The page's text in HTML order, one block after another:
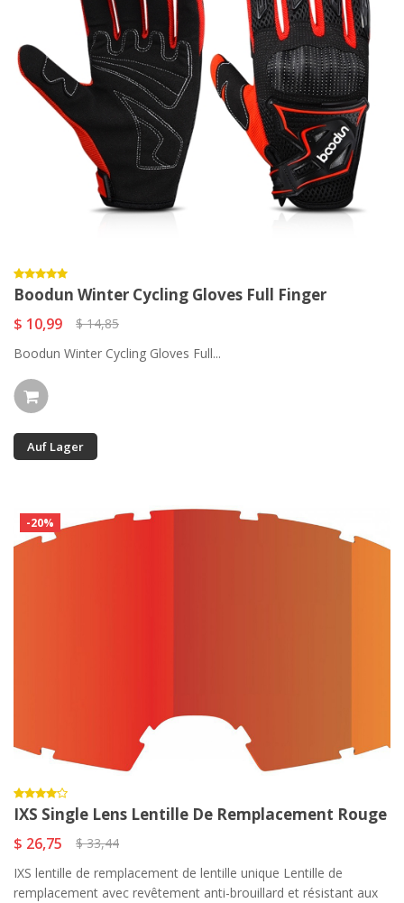
Boodun Winter Cycling Gloves Full Finger
$ 10,99
$ 14,85
Boodun Winter Cycling Gloves Full...
Auf Lager
-20%
IXS Single Lens Lentille De Remplacement Rouge
$ 26,75
$ 33,44
IXS lentille de remplacement de lentille unique Lentille de
remplacement avec revêtement anti-brouillard et résistant aux